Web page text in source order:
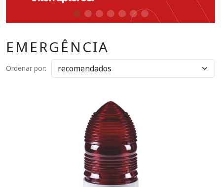
EMERGÊNCIA
Ordenar por: